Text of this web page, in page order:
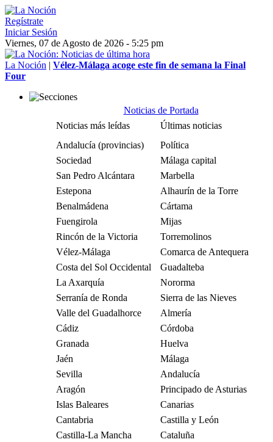
Regístrate
Iniciar Sesión
Viernes, 07 de Agosto de 2026 - 5:25 pm
La Noción | Vélez-Málaga acoge este fin de semana la Final
Four
Noticias de Portada
Noticias más leídas
Últimas noticias
Andalucía (provincias)
Política
Sociedad
Málaga capital
San Pedro Alcántara
Marbella
Estepona
Alhaurín de la Torre
Benalmádena
Cártama
Fuengirola
Mijas
Rincón de la Victoria
Torremolinos
Vélez-Málaga
Comarca de Antequera
Costa del Sol Occidental
Guadalteba
La Axarquía
Nororma
Serranía de Ronda
Sierra de las Nieves
Valle del Guadalhorce
Almería
Cádiz
Córdoba
Granada
Huelva
Jaén
Málaga
Sevilla
Andalucía
Aragón
Principado de Asturias
Islas Baleares
Canarias
Cantabria
Castilla y León
Castilla-La Mancha
Cataluña